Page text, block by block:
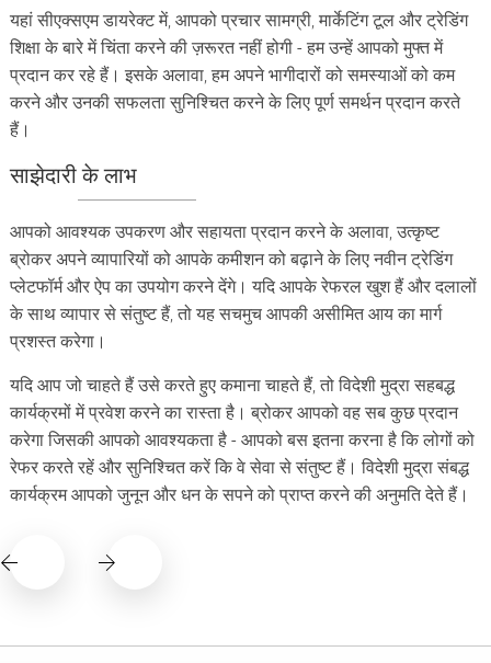
यहां सीएक्सएम डायरेक्ट में, आपको प्रचार सामग्री, मार्केटिंग टूल और ट्रेडिंग
शिक्षा के बारे में चिंता करने की ज़रूरत नहीं होगी - हम उन्हें आपको मुफ्त में
प्रदान कर रहे हैं। इसके अलावा, हम अपने भागीदारों को समस्याओं को कम
करने और उनकी सफलता सुनिश्चित करने के लिए पूर्ण समर्थन प्रदान करते
हैं।
साझेदारी के लाभ
आपको आवश्यक उपकरण और सहायता प्रदान करने के अलावा, उत्कृष्ट
ब्रोकर अपने व्यापारियों को आपके कमीशन को बढ़ाने के लिए नवीन ट्रेडिंग
प्लेटफॉर्म और ऐप का उपयोग करने देंगे। यदि आपके रेफरल खुश हैं और दलालों
के साथ व्यापार से संतुष्ट हैं, तो यह सचमुच आपकी असीमित आय का मार्ग
प्रशस्त करेगा।
यदि आप जो चाहते हैं उसे करते हुए कमाना चाहते हैं, तो विदेशी मुद्रा सहबद्ध
कार्यक्रमों में प्रवेश करने का रास्ता है। ब्रोकर आपको वह सब कुछ प्रदान
करेगा जिसकी आपको आवश्यकता है - आपको बस इतना करना है कि लोगों को
रेफर करते रहें और सुनिश्चित करें कि वे सेवा से संतुष्ट हैं। विदेशी मुद्रा संबद्ध
कार्यक्रम आपको जुनून और धन के सपने को प्राप्त करने की अनुमति देते हैं।